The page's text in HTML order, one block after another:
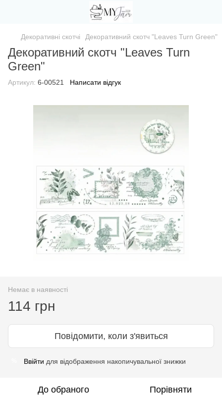
Декоративні скотчі Декоративний скотч "Leaves Turn Green"
Декоративний скотч "Leaves Turn
Green"
Артикул: 6-00521 Написати відгук
Немає в наявності
114 грн
Повідомити, коли з'явиться
Ввійти для відображення накопичувальної знижки
До обраного Порівняти